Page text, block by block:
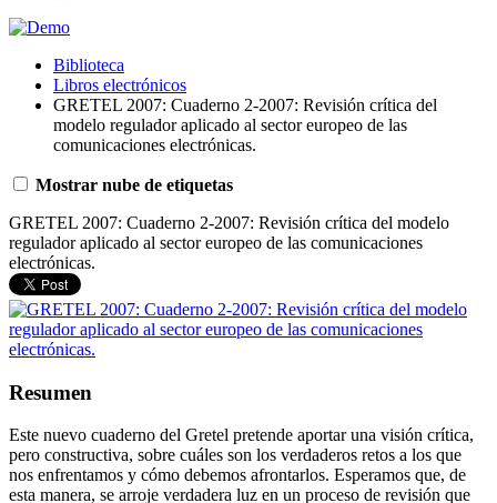
Biblioteca
Libros electrónicos
GRETEL 2007: Cuaderno 2-2007: Revisión crítica del
modelo regulador aplicado al sector europeo de las
comunicaciones electrónicas.
Mostrar nube de etiquetas
GRETEL 2007: Cuaderno 2-2007: Revisión crítica del modelo
regulador aplicado al sector europeo de las comunicaciones
electrónicas.
Resumen
Este nuevo cuaderno del Gretel pretende aportar una visión crítica,
pero constructiva, sobre cuáles son los verdaderos retos a los que
nos enfrentamos y cómo debemos afrontarlos. Esperamos que, de
esta manera, se arroje verdadera luz en un proceso de revisión que